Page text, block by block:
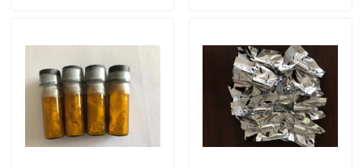
Videos
Über uns